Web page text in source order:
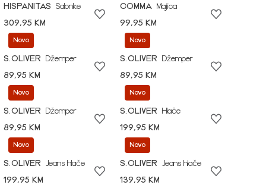
HISPANITAS
Salonke
309,95 KM
COMMA
Majica
99,95 KM
Novo
S.OLIVER
Džemper
89,95 KM
Novo
S.OLIVER
Džemper
89,95 KM
Novo
S.OLIVER
Džemper
89,95 KM
Novo
S.OLIVER
Hlače
199,95 KM
Novo
S.OLIVER
Jeans hlače
199,95 KM
Novo
S.OLIVER
Jeans hlače
139,95 KM